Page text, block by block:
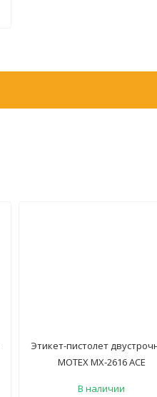
Этикет-пистолет
MOTEX MX-2616 ACE
В наличии